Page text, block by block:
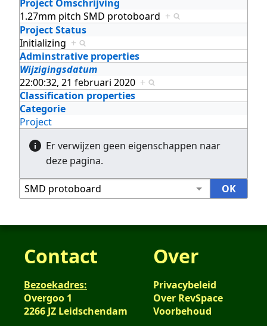
Project Omschrijving
1.27mm pitch SMD protoboard +
Project Status
Initializing +
Adminstrative properties
Wijzigingsdatum
22:00:32, 21 februari 2020 +
Classification properties
Categorie
Project
Er verwijzen geen eigenschappen naar
deze pagina.
Contact
Bezoekadres:
Overgoo 1
2266 JZ Leidschendam
Over
Privacybeleid
Over RevSpace
Voorbehoud